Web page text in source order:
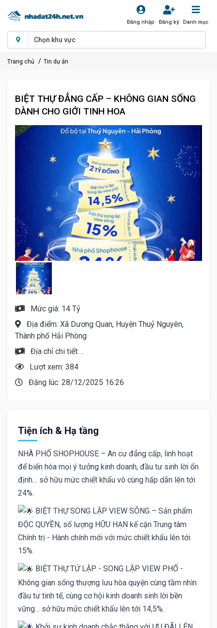
Chọn khu vực
Đăng nhập Đăng ký Danh mục
Trang chủ Tin dự án
BIỆT THỰ ĐẲNG CẤP – KHÔNG GIAN SỐNG
DÀNH CHO GIỚI TINH HOA
Mức giá: 14 Tỷ
Địa điểm: Xã Dương Quan, Huyện Thuỷ Nguyên,
Thành phố Hải Phòng
Địa chỉ chi tiết: ..
Lượt xem: 384
Đăng lúc: 28/12/2025 16:26
Tiện ích & Hạ tầng
NHÀ PHỐ SHOPHOUSE – An cư đẳng cấp, linh hoạt
để biến hóa mọi ý tưởng kinh doanh, đầu tư sinh lời ổn
định… sở hữu mức chiết khấu vô cùng hấp dẫn lên tới
24%.
BIỆT THỰ SONG LẬP VIEW SÔNG – Sản phẩm
ĐỘC QUYỀN, số lượng HỮU HẠN kế cận Trung tâm
Chính trị - Hành chính mới với mức chiết khấu lên tới
15%.
BIỆT THỰ TỨ LẬP - SONG LẬP VIEW PHỐ -
Không gian sống thượng lưu hòa quyện cùng tầm nhìn
đầu tư tinh tế, cùng cơ hội kinh doanh sinh lời bền
vững… sở hữu mức chiết khấu lên tới 14,5%.